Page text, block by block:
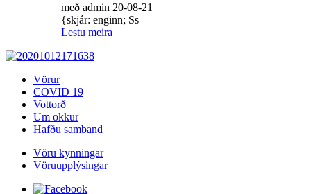
með admin 20-08-21
{skjár: enginn; Ss
Lestu meira
Vörur
COVID 19
Vottorð
Um okkur
Hafðu samband
Vöru kynningar
Vöruupplýsingar